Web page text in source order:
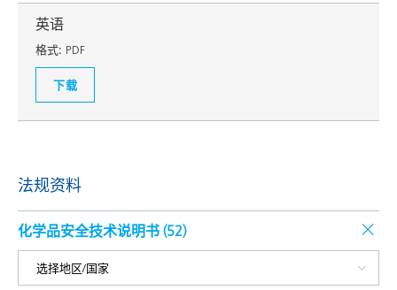
英语
格式: PDF
下载
法规资料
化学品安全技术说明书 (52)